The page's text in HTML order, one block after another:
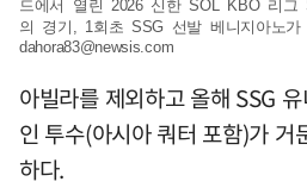
드에서 열린 2026 신한 SOL KBO 리그
의 경기, 1회초 SSG 선발 베니지아노가
dahora83@newsis.com
아빌라를 제외하고 올해 SSG
인 투수(아시아 쿼터 포함)가 거
하다.